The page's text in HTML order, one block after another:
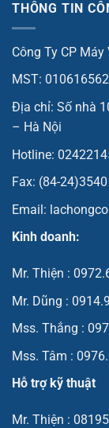
THÔNG TIN
Công Ty CP
MST:
Địa chỉ: Số nhà
– Hà Nội
Hotline:
Fax: (84-
Email:
Kinh doanh:
Mr. Thiện :
Mr. Dũng :
Mss. Thắng :
Mss. Tâm :
Hỗ trợ kỹ thuật
Mr. Thiện :